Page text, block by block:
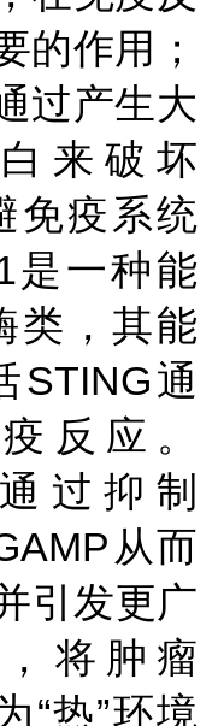
的作用；
过产生大
来破坏
免疫系统
是一种能
类，其能
STING通
反应。
过抑制
从而
引发更广
将肿瘤
“热”环境